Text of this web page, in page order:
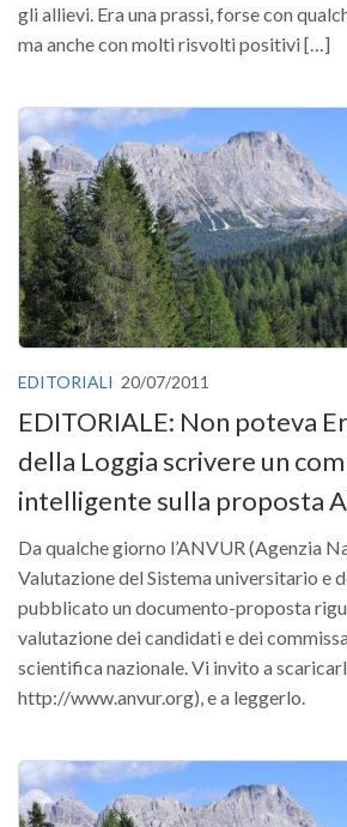
gli allievi. Era una prassi, forse con
ma anche con molti risvolti positivi […]
EDITORIALI 20/07/2011
EDITORIALE: Non poteva
della Loggia scrivere un
intelligente sulla proposta
Da qualche giorno l’ANVUR (Agenzia
Valutazione del Sistema universitario e
pubblicato un documento-proposta
valutazione dei candidati e dei
scientifica nazionale. Vi invito a
http://www.anvur.org), e a leggerlo.